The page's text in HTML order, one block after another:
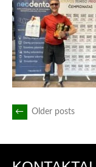
POSTS
← Older posts